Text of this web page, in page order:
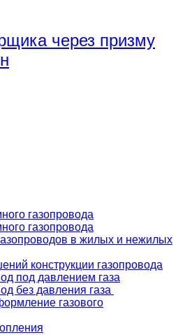
через призму
газопровода
газопровода
в жилых и нежилых
конструкции газопровода
под давлением газа
без давления газа
газового